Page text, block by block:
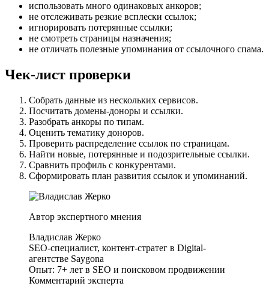
использовать много одинаковых анкоров;
не отслеживать резкие всплески ссылок;
игнорировать потерянные ссылки;
не смотреть страницы назначения;
не отличать полезные упоминания от ссылочного спама.
Чек-лист проверки
Собрать данные из нескольких сервисов.
Посчитать домены-доноры и ссылки.
Разобрать анкоры по типам.
Оценить тематику доноров.
Проверить распределение ссылок по страницам.
Найти новые, потерянные и подозрительные ссылки.
Сравнить профиль с конкурентами.
Сформировать план развития ссылок и упоминаний.
Автор экспертного мнения
Владислав Жерко
SEO-специалист, контент-стратег в Digital-
агентстве Saygona
Опыт: 7+ лет в SEO и поисковом продвижении
Комментарий эксперта